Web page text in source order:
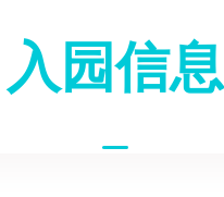
入园信息